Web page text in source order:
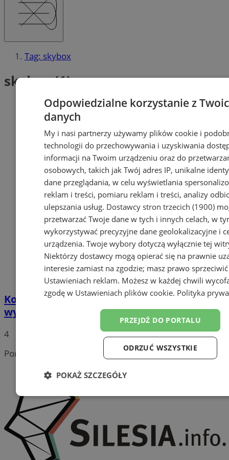
Tag: skybox
skybox (1)
Komfort i prywatność w Arenie Katowice –
wynajmij skybox na sezon 2025/2026
4
Portal należy do sieci
Odpowiedzialne korzystanie z
danych
My i nasi partnerzy używamy plików cookie i
technologii do przechowywania i uzyskiwania
informacji na Twoim urządzeniu oraz do
osobowych, takich jak Twój adres IP, unikalne
dane przeglądania, w celu wyświetlania
reklam i treści, pomiaru reklam i treści, analizy
ulepszania usług. Dostawcy stron trzecich (1900)
przetwarzać Twoje dane w tych i innych celach, w
wykorzystywać precyzyjne dane geolokalizacyjne i
urządzenia. Twoje wybory dotyczą wyłącznie tej
Niektórzy dostawcy mogą opierać się na prawnie
interesie zamiast na zgodzie; masz prawo
Ustawieniach reklam. Możesz w każdej chwili
zgodę w Ustawieniach plików cookie. Polityka
PRZEJDŹ DO PORTALU
ODRZUĆ WSZYSTKIE
POKAŻ SZCZEGÓŁY
Niezbędne Wydajność Targetowanie
Niesklasyfikowane